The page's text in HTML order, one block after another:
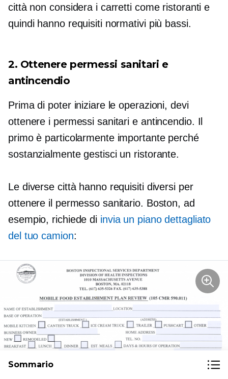
città non considera i carretti come ristoranti e
quindi hanno requisiti normativi più bassi.
2. Ottenere permessi sanitari e
antincendio
Prima di poter iniziare le operazioni, devi
ottenere i permessi sanitari e antincendio. Il
primo è particolarmente importante perché
sostanzialmente gestisci un ristorante.
Le diverse città hanno requisiti diversi per
ottenere il permesso sanitario. Boston, ad
esempio, richiede di invia un piano dettagliato
del tuo camion:
Sommario